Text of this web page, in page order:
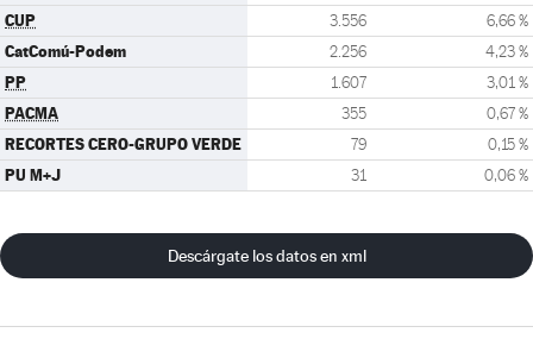
CUP 3.556 6,66 %
CatComú-Podem 2.256 4,23 %
PP 1.607 3,01 %
PACMA 355 0,67 %
RECORTES CERO-GRUPO VERDE 79 0,15 %
PU M+J 31 0,06 %
Descárgate los datos en xml